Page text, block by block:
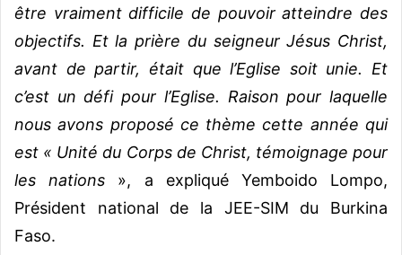
être vraiment difficile de pouvoir atteindre des
objectifs. Et la prière du seigneur Jésus Christ,
avant de partir, était que l’Eglise soit unie. Et
c’est un défi pour l’Eglise. Raison pour laquelle
nous avons proposé ce thème cette année qui
est « Unité du Corps de Christ, témoignage pour
les nations », a expliqué Yemboido Lompo,
Président national de la JEE-SIM du Burkina
Faso.